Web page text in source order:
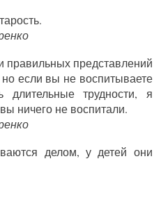
правильных представлений
если вы не воспитываете
длительные трудности, я
ничего не воспитали.
делом, у детей они